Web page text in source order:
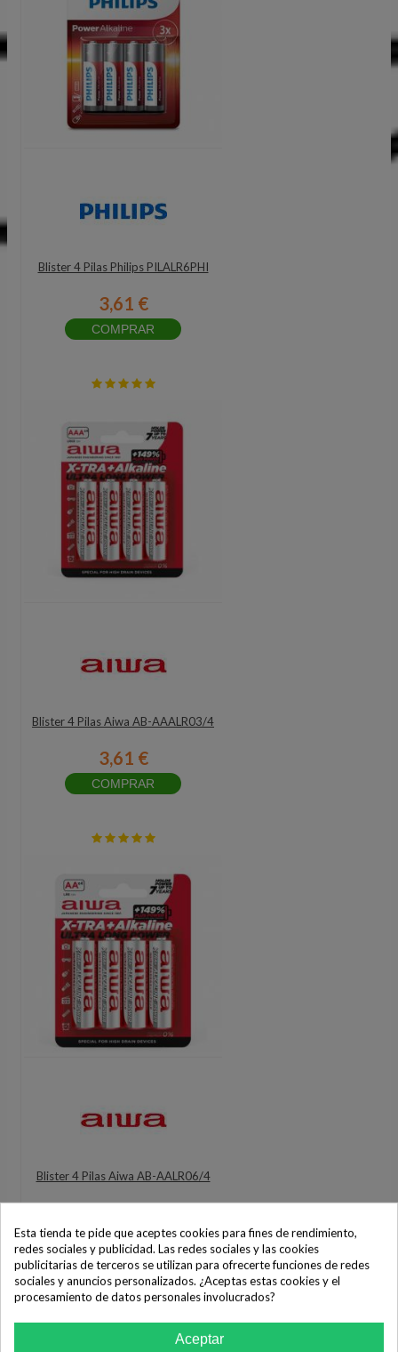
Blister 4 Pilas Philips PILALR6PHI
3,61 €
COMPRAR
Blister 4 Pilas Aiwa AB-AAALR03/4
3,61 €
COMPRAR
Blister 4 Pilas Aiwa AB-AALR06/4
COMPRAR
Esta tienda te pide que aceptes cookies para fines de rendimiento,
redes sociales y publicidad. Las redes sociales y las cookies
publicitarias de terceros se utilizan para ofrecerte funciones de redes
sociales y anuncios personalizados. ¿Aceptas estas cookies y el
procesamiento de datos personales involucrados?
Aceptar